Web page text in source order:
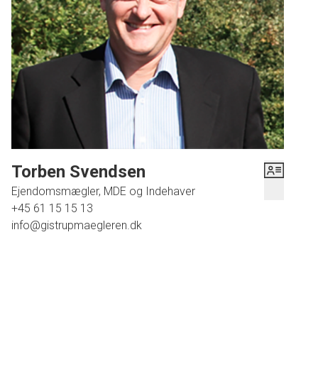
en god start på dagen for alle husets beboere. Endvidere
godt viktualierum og garage. Villaen trænger til en
opdatering. Udenfor åbner sig en verden af muligheder i
den store og frodige have, der med sin gode terrasse
indbyder til både leg og afslapning under åben himmel. Her
kan du nyde morgenkaffen i solopgangens blide lys eller
samle familie og venner til grillhygge på lange
sommeraftener. Beliggenheden kunne ikke være mere ideel
for familien, der ønsker at kombinere det rolige liv tæt på
naturen med nem adgang til daginstitutioner, skole samt
lokale indkøbsmuligheder - alt sammen indenfor kort
afstand fra hjemmet. Fjellerad ligger kun 12 minutter fra det
nye supersygehus og Gistrup samt ca. 20 - 25 minutter til
Aalborg.
Torben Svendsen
Ejendomsmægler, MDE og Indehaver
+45 61 15 15 13
info@gistrupmaegleren.dk